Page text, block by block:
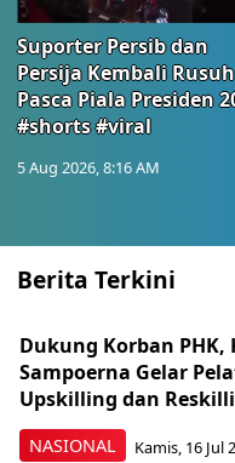
Suporter Persib dan
Persija Kembali Rusuh
Pasca Piala Presiden
#shorts #viral
5 Aug 2026, 8:16 AM
Berita Terkini
NASIONAL
Dukung Korban PHK,
Sampoerna Gelar
Upskilling dan
Kamis, 16 Jul